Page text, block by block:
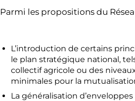
Parmi les propositions du
L’introduction de certains
le plan stratégique national,
collectif agricole ou des
minimales pour la
La généralisation